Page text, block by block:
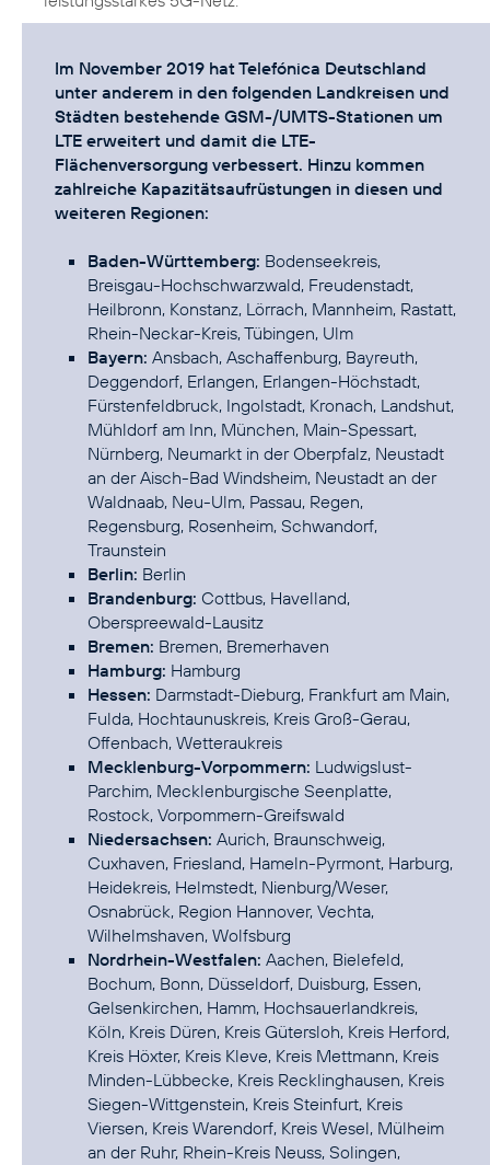
Im November 2019 hat Telefónica Deutschland
unter anderem in den folgenden Landkreisen und
Städten bestehende GSM-/UMTS-Stationen um
LTE erweitert und damit die LTE-
Flächenversorgung verbessert. Hinzu kommen
zahlreiche Kapazitätsaufrüstungen in diesen und
weiteren Regionen:
Baden-Württemberg: Bodenseekreis,
Breisgau-Hochschwarzwald, Freudenstadt,
Heilbronn, Konstanz, Lörrach, Mannheim, Rastatt,
Bayern: Ansbach, Aschaffenburg, Bayreuth,
Deggendorf, Erlangen, Erlangen-Höchstadt,
Fürstenfeldbruck, Ingolstadt, Kronach, Landshut,
Mühldorf am Inn, München, Main-Spessart,
Nürnberg, Neumarkt in der Oberpfalz, Neustadt
an der Aisch-Bad Windsheim, Neustadt an der
Waldnaab, Neu-Ulm, Passau, Regen,
Regensburg, Rosenheim, Schwandorf,
Berlin:
Brandenburg: Cottbus, Havelland,
Bremen:
Hamburg:
Hessen: Darmstadt-Dieburg, Frankfurt am Main,
Fulda, Hochtaunuskreis, Kreis Groß-Gerau,
Mecklenburg-Vorpommern: Ludwigslust-
Parchim, Mecklenburgische Seenplatte,
Niedersachsen: Aurich, Braunschweig,
Cuxhaven, Friesland, Hameln-Pyrmont, Harburg,
Heidekreis, Helmstedt, Nienburg/Weser,
Osnabrück, Region Hannover, Vechta,
Nordrhein-Westfalen: Aachen, Bielefeld,
Bochum, Bonn, Düsseldorf, Duisburg, Essen,
Gelsenkirchen, Hamm, Hochsauerlandkreis,
Köln, Kreis Düren, Kreis Gütersloh, Kreis Herford,
Kreis Höxter, Kreis Kleve, Kreis Mettmann, Kreis
Minden-Lübbecke, Kreis Recklinghausen, Kreis
Siegen-Wittgenstein, Kreis Steinfurt, Kreis
Viersen, Kreis Warendorf, Kreis Wesel, Mülheim
an der Ruhr, Rhein-Kreis Neuss, Solingen,